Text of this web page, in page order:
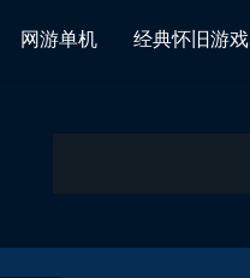
网游单机 经典怀旧游戏